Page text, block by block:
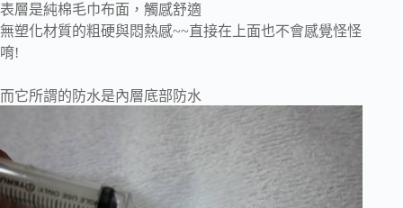
表層是純棉毛巾布面，觸感舒適
無塑化材質的粗硬與悶熱感~~直接在上面也不會感覺怪怪
唷!
而它所謂的防水是內層底部防水